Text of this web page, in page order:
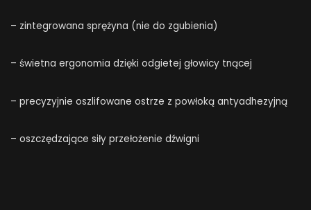
– zintegrowana sprężyna (nie do zgubienia)
– świetna ergonomia dzięki odgietej głowicy tnącej
– precyzyjnie oszlifowane ostrze z powłoką antyadhezyjną
– oszczędzające siły przełożenie dźwigni